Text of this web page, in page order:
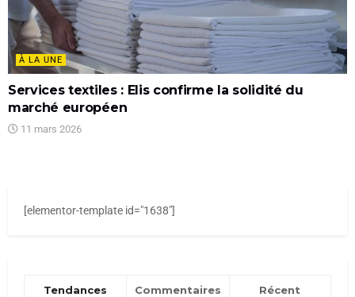
À LA UNE
Services textiles : Elis confirme la solidité du
marché européen
11 mars 2026
[elementor-template id="1638"]
Tendances Commentaires Récent